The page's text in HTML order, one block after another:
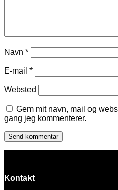
Navn *
E-mail *
Websted
Gem mit navn, mail og
gang jeg kommenterer.
Kontakt